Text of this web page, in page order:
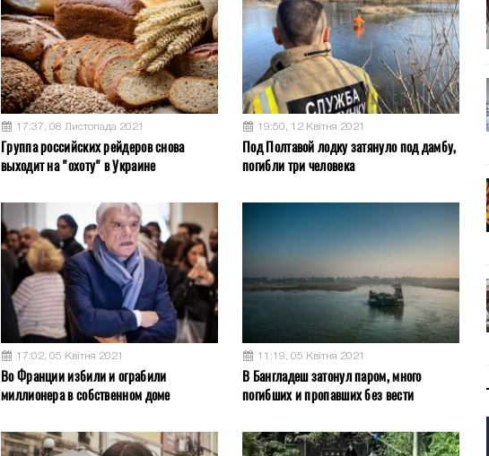
17:37, 08 Листопада 2021
Группа российских рейдеров снова
выходит на "охоту" в Украине
19:50, 12 Квітня 2021
Под Полтавой лодку затянуло под дамбу,
погибли три человека
17:02, 05 Квітня 2021
Во Франции избили и ограбили
миллионера в собственном доме
11:19, 05 Квітня 2021
В Бангладеш затонул паром, много
погибших и пропавших без вести